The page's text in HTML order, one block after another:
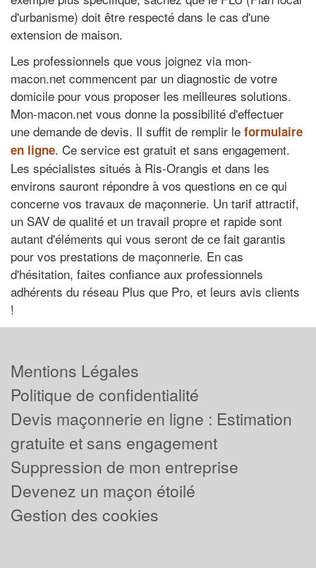
d'urbanisme) doit être respecté dans le cas d'une
extension de maison.
Les professionnels que vous joignez via mon-
macon.net commencent par un diagnostic de votre
domicile pour vous proposer les meilleures solutions.
Mon-macon.net vous donne la possibilité d'effectuer
une demande de devis. Il suffit de remplir le formulaire
en ligne. Ce service est gratuit et sans engagement.
Les spécialistes situés à Ris-Orangis et dans les
environs sauront répondre à vos questions en ce qui
concerne vos travaux de maçonnerie. Un tarif attractif,
un SAV de qualité et un travail propre et rapide sont
autant d'éléments qui vous seront de ce fait garantis
pour vos prestations de maçonnerie. En cas
d'hésitation, faites confiance aux professionnels
adhérents du réseau Plus que Pro, et leurs avis clients
!
Mentions Légales
Politique de confidentialité
Devis maçonnerie en ligne : Estimation
gratuite et sans engagement
Suppression de mon entreprise
Devenez un maçon étoilé
Gestion des cookies